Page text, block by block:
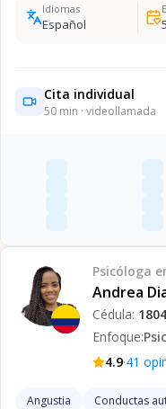
Idiomas
Español 5
Cita individual
50 min · videollamada
Psicóloga
Andrea
Cédula:
Enfoque:
4.9·41
Angustia Conductas